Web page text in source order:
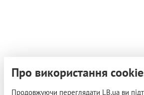
Про використання
Продовжуючи переглядати LB.ua ви